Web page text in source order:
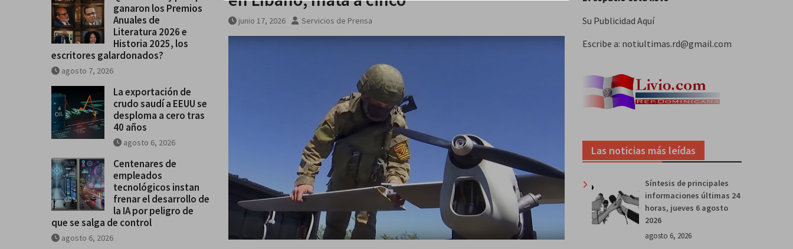
Historia 2025, los escritores
galardonados?
junio 17, 2026 Servicios de Prensa
Su Publicidad Aquí
Escribe a: notiultimas.rd@gmail.com
Las noticias más leídas
Síntesis de principales
informaciones últimas 24
horas, jueves 6 agosto
2026
agosto 6, 2026
ganaron los Premios
Anuales de
Literatura 2026 e
Historia 2025, los
escritores galardonados?
agosto 7, 2026
La exportación de
crudo saudí a EEUU se
desploma a cero tras
40 años
agosto 6, 2026
Centenares de
empleados
tecnológicos instan
frenar el desarrollo de
la IA por peligro de
que se salga de control
agosto 6, 2026